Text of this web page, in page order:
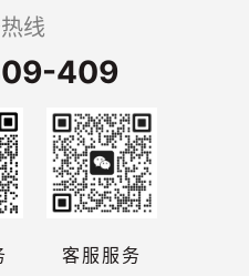
线
409
客服服务